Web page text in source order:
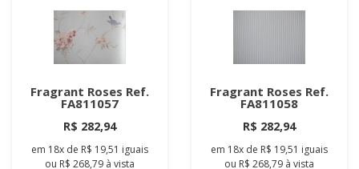
Fragrant Roses Ref.
FA811057
R$ 282,94
em 18x de R$ 19,51 iguais
ou R$ 268,79 à vista
Fragrant Roses Ref.
FA811058
R$ 282,94
em 18x de R$ 19,51 iguais
ou R$ 268,79 à vista